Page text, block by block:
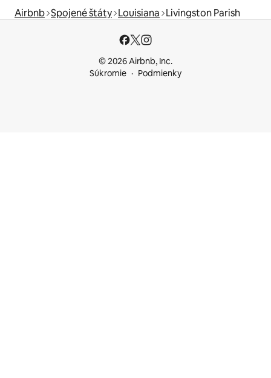
Airbnb Spojené štáty Louisiana Livingston Parish
© 2026 Airbnb, Inc.
Súkromie
Podmienky